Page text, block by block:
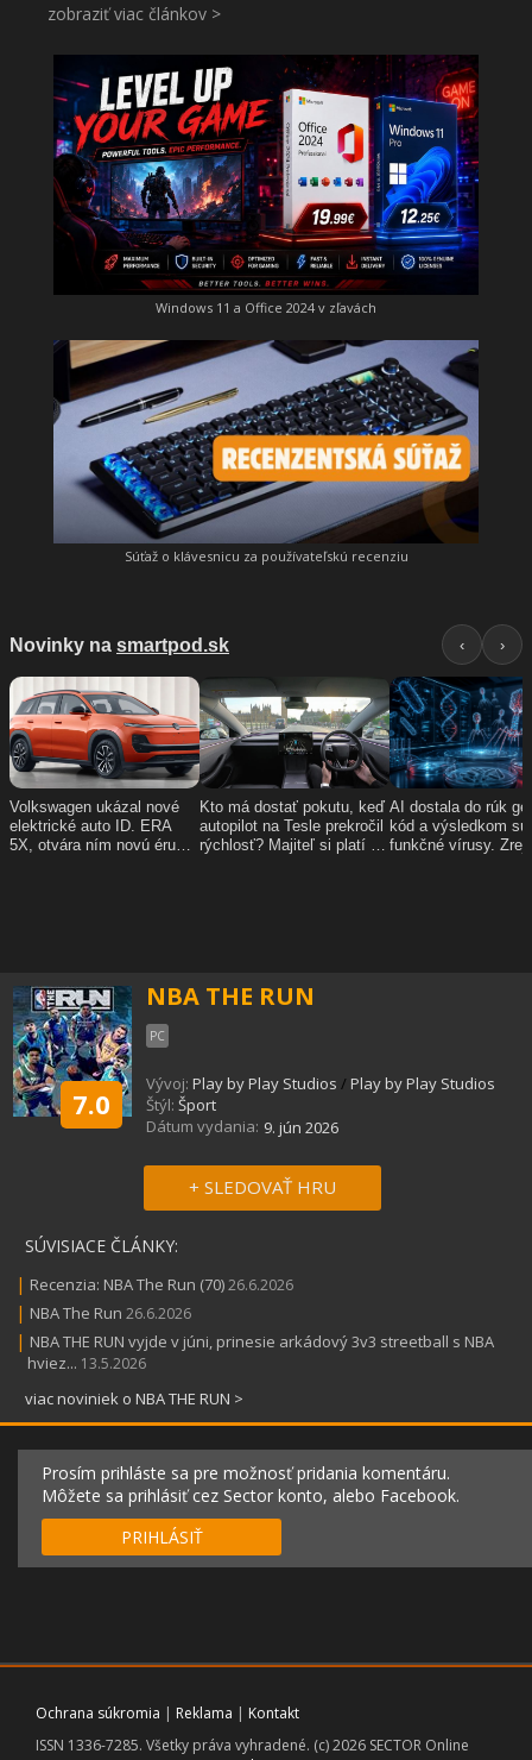
zobraziť viac článkov >
Windows 11 a Office 2024 v zľavách
Súťaž o klávesnicu za používateľskú recenziu
7.0
NBA THE RUN
PC
Vývoj: Play by Play Studios / Play by Play Studios
Štýl: Šport
Dátum vydania: 9. jún 2026
+ SLEDOVAŤ HRU
SÚVISIACE ČLÁNKY:
| Recenzia: NBA The Run (70)26.6.2026
| NBA The Run 26.6.2026
| NBA THE RUN vyjde v júni, prinesie arkádový 3v3 streetball s NBA
hviez... 13.5.2026
viac noviniek o NBA THE RUN >
Prosím prihláste sa pre možnosť pridania komentáru.
Môžete sa prihlásiť cez Sector konto, alebo Facebook.
PRIHLÁSIŤ
Ochrana súkromia | Reklama | Kontakt
ISSN 1336-7285. Všetky práva vyhradené. (c) 2026 SECTOR Online